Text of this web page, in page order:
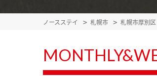
ノースステイ 札幌市 札幌市厚別区